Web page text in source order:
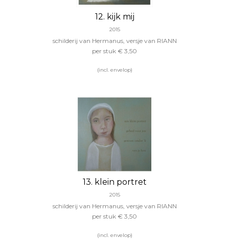
12. kijk mij
2015
schilderij van Hermanus, versje van RIANN
per stuk € 3,50
(incl. envelop)
13. klein portret
2015
schilderij van Hermanus, versje van RIANN
per stuk € 3,50
(incl. envelop)